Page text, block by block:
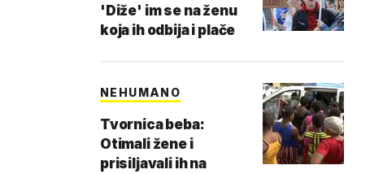
'Diže' im se na ženu
koja ih odbija i plače
NEHUMANO
Tvornica beba:
Otimali žene i
prisiljavali ih na